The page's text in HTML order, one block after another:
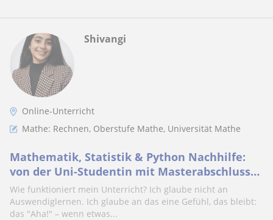
Shivangi
Online-Unterricht
Mathe: Rechnen, Oberstufe Mathe, Universität Mathe
Mathematik, Statistik & Python Nachhilfe:
von der Uni-Studentin mit Masterabschluss
in Mathe
Wie funktioniert mein Unterricht? Ich glaube nicht an
Auswendiglernen. Ich glaube an das eine Gefühl, das bleibt:
das "Aha!" – wenn etwas...